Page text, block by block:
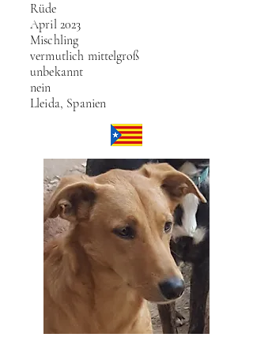
Rüde
April 2023
Mischling
vermutlich mittelgroß
unbekannt
nein
Lleida, Spanien